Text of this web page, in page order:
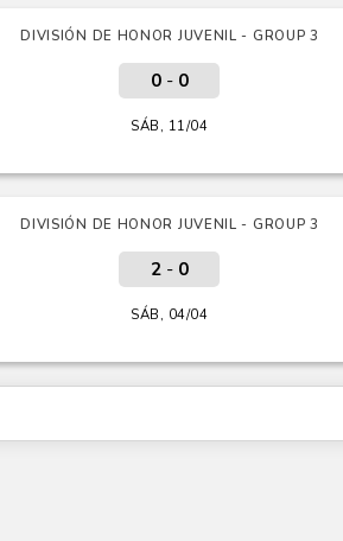
DIVISIÓN DE HONOR JUVENIL - GROUP 3
0- 0
SÁB, 11/04
DIVISIÓN DE HONOR JUVENIL - GROUP 3
2- 0
SÁB, 04/04